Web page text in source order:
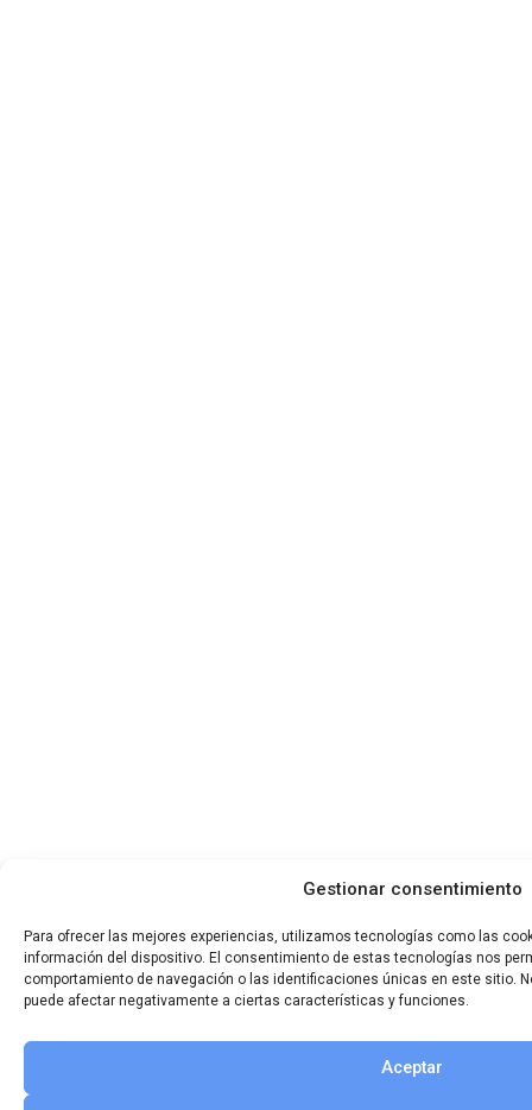
Gestionar consentimiento
Para ofrecer las mejores experiencias, utilizamos tecnologías como las
información del dispositivo. El consentimiento de estas tecnologías nos
comportamiento de navegación o las identificaciones únicas en este sitio.
puede afectar negativamente a ciertas características y funciones.
Aceptar